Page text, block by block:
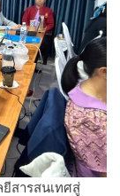
สารสนเทศสู่